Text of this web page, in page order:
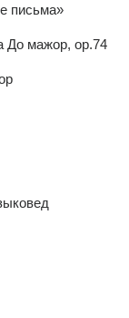
письма»
До мажор, оp.74